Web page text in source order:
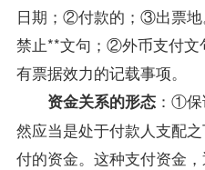
日期；②付款的；③出票
禁止**文句；②外币支付
有票据效力的记载事项。
资金关系的形态：①保
然应当是处于付款人支配
付的资金。这种支付资金